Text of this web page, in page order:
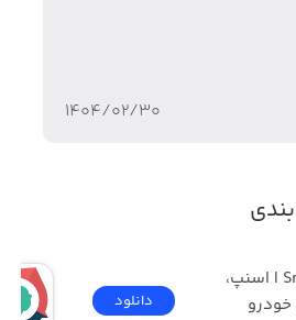
۱۴۰۴/۰۲/۳۰
دانلود